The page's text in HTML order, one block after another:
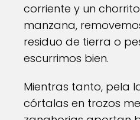
corriente y un
manzana,
residuo de tierra o
escurrimos bien.
Mientras tanto, pela
córtalas en trozos